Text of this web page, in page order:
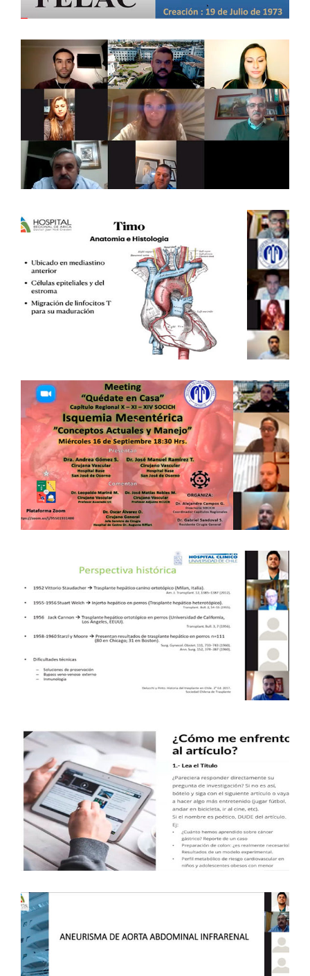
TRAUMA FACIAL DE PARTES
BLANDAS – 26 DE MAYO DE 2021 –
VALPARAÍSO
Capítulos Regionales
TUMORES DEL TIMO – EXPERIENCIA
REGIONAL DE ARICA – 12 DE MAYO
DE 2021 – ARICA
Capítulos Regionales
ISQUEMIA MESENTÉRICA
“CONCEPTOS ACTUALES Y
MANEJO” – 16 DE SEPTIEMBRE DE
2020 – X – XI – XIV
Capítulos Regionales
TRASPLANTE HEPÁTICO “DE LA A A
LA Z” – 9 DE SEPTIEMBRE DE 2020 –
METROPOLITANA
LECTURA CRÍTICA DE UN PAPER EN
CIRUGÍA GENERAL “DE LA A A LA Z”
– 2 DE SEPTIEMBRE DE 2020 –
METROPOLITANA
Capítulos Regionales